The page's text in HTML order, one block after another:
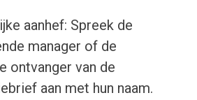
aanhef: Spreek de
manager of de
ontvanger van de
aan met hun naam.